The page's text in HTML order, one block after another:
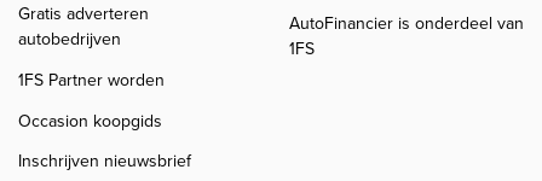
Gratis adverteren
autobedrijven
1FS Partner worden
Occasion koopgids
Inschrijven nieuwsbrief
AutoFinancier is onderdeel van
1FS